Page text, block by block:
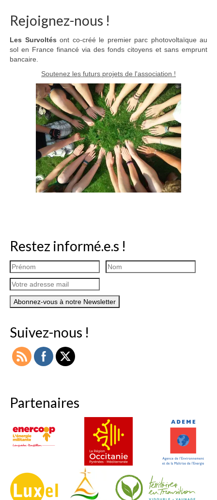
Rejoignez-nous !
Les Survoltés ont co-créé le premier parc photovoltaïque au
sol en France financé via des fonds citoyens et sans emprunt
bancaire.
Soutenez les futurs projets de l'association !
Restez informé.e.s !
Suivez-nous !
Partenaires